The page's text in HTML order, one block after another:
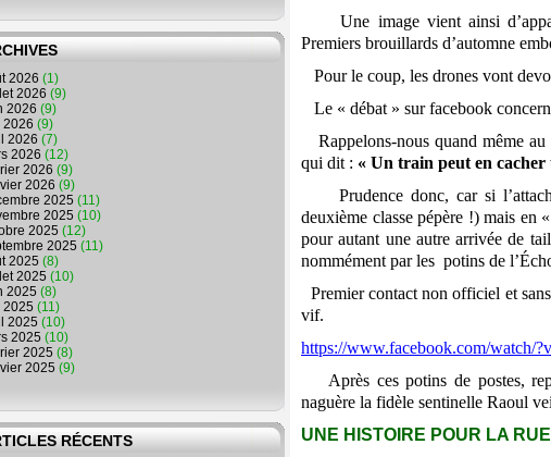
2026 (1)
2026 (9)
2026 (9)
2026 (9)
2026 (7)
2026 (12)
2026 (9)
2026 (9)
2025 (11)
2025 (10)
2025 (12)
2025 (11)
2025 (8)
2025 (10)
2025 (8)
2025 (11)
2025 (10)
2025 (10)
2025 (8)
2025 (9)
RÉCENTS
Une image vient ainsi
Premiers brouillards d’automne
Pour le coup, les drones vont
Le « débat » sur facebook
Rappelons-nous quand même au
qui dit : « Un train peut en cacher
Prudence donc, car si
deuxième classe pépère !) mais en
pour autant une autre arrivée de
nommément par les potins de
Premier contact non officiel et
vif.
https://www.facebook.com/watch/
Après ces potins de postes,
naguère la fidèle sentinelle Raoul
UNE HISTOIRE POUR LA